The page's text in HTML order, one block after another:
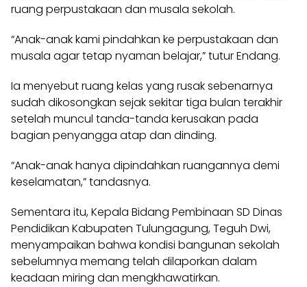
ruang perpustakaan dan musala sekolah.
“Anak-anak kami pindahkan ke perpustakaan dan
musala agar tetap nyaman belajar,” tutur Endang.
Ia menyebut ruang kelas yang rusak sebenarnya
sudah dikosongkan sejak sekitar tiga bulan terakhir
setelah muncul tanda-tanda kerusakan pada
bagian penyangga atap dan dinding.
“Anak-anak hanya dipindahkan ruangannya demi
keselamatan,” tandasnya.
Sementara itu, Kepala Bidang Pembinaan SD Dinas
Pendidikan Kabupaten Tulungagung, Teguh Dwi,
menyampaikan bahwa kondisi bangunan sekolah
sebelumnya memang telah dilaporkan dalam
keadaan miring dan mengkhawatirkan.